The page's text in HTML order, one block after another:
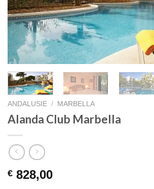
ANDALUSIE / MARBELLA
Alanda Club Marbella
€ 828,00